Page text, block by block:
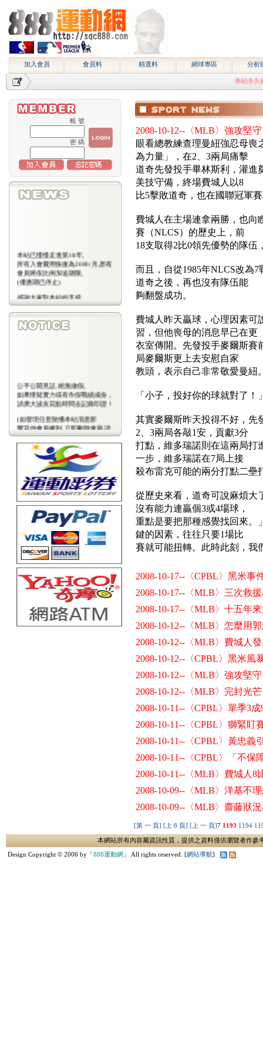
加入會員 會員料 精選料 網球專區 分析
本站永久網
帳 號
密 碼
本站已慢慢走進第18年,
所有入會費用恢復為2000/月,原有
會員將依比例加送期限,
(優惠期已停止)
感謝大家對本站的支持
(包年優惠期已停止)
公平公開見証,絕無做假,
如果懷疑實力或有作假戰績成份，
請廣大波友花點時間去記錄印證！
(如發現任意散播本站消息影
響其他會員權利,立即刪除會藉,請
會
員注意)
2008-10-12--〈MLB〉強攻堅
眼看總教練查理曼紐強忍母
為力量」，在2、3兩局痛擊
道奇先發投手畢林斯利，灌進
美技守備，終場費城人以8
比5擊敗道奇，也在國聯冠軍
費城人在主場連拿兩勝，也向
賽（NLCS）的歷史上，前
18支取得2比0領先優勢的隊
而且，自從1985年NLCS改為
道奇之後，再也沒有隊伍能
夠翻盤成功。
費城人昨天贏球，心理因素可
習，但他喪母的消息早已在更
衣室傳開。先發投手麥爾斯賽
局麥爾斯更上去安慰自家
教頭，表示自己非常敬愛曼紐
「小子，投好你的球就對了
其實麥爾斯昨天投得不好，先
2、3兩局各敲1安，貢獻3分
打點，維多瑞諾則在這兩局打
一步，維多瑞諾在7局上接
殺布雷克可能的兩分打點二壘
從歷史來看，道奇可說麻煩大
沒有能力連贏個3或4場球，
重點是要把那種感覺找回來。
鍵的因素，往往只要1場比
賽就可能扭轉。此時此刻，我
2008-10-17--〈CPBL〉黑米事
2008-10-17--〈MLB〉三次救
2008-10-17--〈MLB〉十五年
2008-10-12--〈MLB〉怎麼用
2008-10-12--〈MLB〉費城人
2008-10-12--〈CPBL〉黑米風
2008-10-12--〈MLB〉強攻堅
2008-10-12--〈MLB〉完封光
2008-10-11--〈CPBL〉單季3
2008-10-11--〈CPBL〉獅緊盯
2008-10-11--〈CPBL〉黃忠義
2008-10-11--〈CPBL〉「不保
2008-10-11--〈MLB〉費城人
2008-10-09--〈MLB〉洋基不
2008-10-09--〈MLB〉齋藤狀
[第 一 頁] [上 8 頁] [上 一 頁]7 1193 1194
本網站所有內容屬資訊性質，提供之資料僅供瀏覽者作
Design Copyright © 2006 by「888運動網 」 All rights reserved. [網站導航]